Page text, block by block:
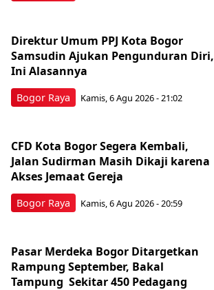
Bogor Raya
Direktur Umum PPJ Kota Bogor
Samsudin Ajukan Pengunduran Diri,
Ini Alasannya
Kamis, 6 Agu 2026 - 21:02
Bogor Raya
CFD Kota Bogor Segera Kembali,
Jalan Sudirman Masih Dikaji karena
Akses Jemaat Gereja
Kamis, 6 Agu 2026 - 20:59
Pasar Merdeka Bogor Ditargetkan
Rampung September, Bakal
Tampung Sekitar 450 Pedagang